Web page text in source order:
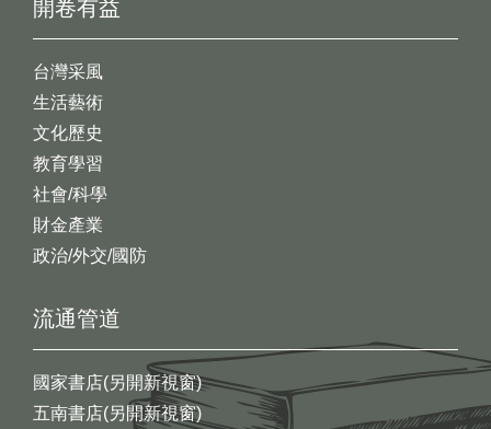
開卷有益
台灣采風
生活藝術
文化歷史
教育學習
社會/科學
財金產業
政治/外交/國防
流通管道
國家書店(另開新視窗)
五南書店(另開新視窗)